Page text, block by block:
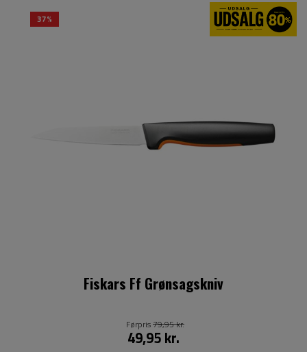
37%
Fiskars Ff Grønsagskniv
49,95 kr.
Førpris79,95 kr.